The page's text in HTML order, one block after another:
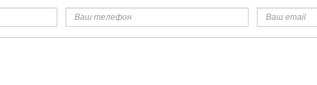
телефон
email